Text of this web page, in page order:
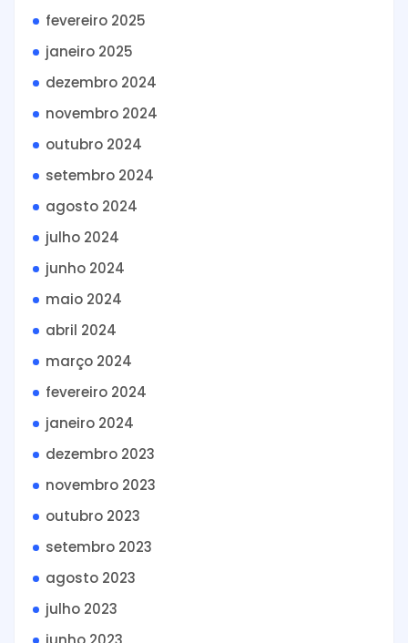
fevereiro 2025
janeiro 2025
dezembro 2024
novembro 2024
outubro 2024
setembro 2024
agosto 2024
julho 2024
junho 2024
maio 2024
abril 2024
março 2024
fevereiro 2024
janeiro 2024
dezembro 2023
novembro 2023
outubro 2023
setembro 2023
agosto 2023
julho 2023